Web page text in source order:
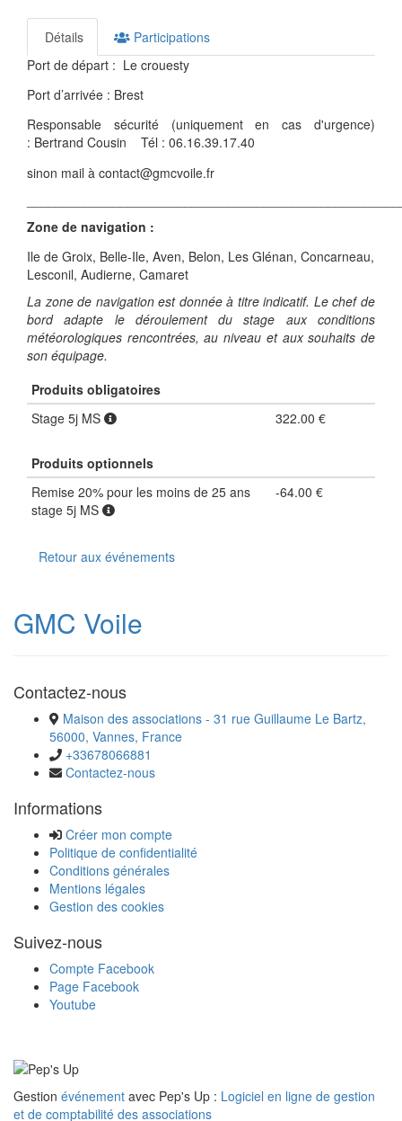
Détails
Participations
Port de départ : Le crouesty
Port d’arrivée : Brest
Responsable sécurité (uniquement en cas d'urgence)
: Bertrand Cousin Tél : 06.16.39.17.40
sinon mail à contact@gmcvoile.fr
Zone de navigation :
Ile de Groix, Belle-Ile, Aven, Belon, Les Glénan, Concarneau,
Lesconil, Audierne, Camaret
La zone de navigation est donnée à titre indicatif. Le chef de
bord adapte le déroulement du stage aux conditions
météorologiques rencontrées, au niveau et aux souhaits de
son équipage.
Produits obligatoires
Stage 5j MS
322.00 €
Produits optionnels
Remise 20% pour les moins de 25 ans
stage 5j MS
-64.00 €
Retour aux événements
GMC Voile
Contactez-nous
Maison des associations - 31 rue Guillaume Le Bartz,
56000, Vannes, France
+33678066881
Contactez-nous
Informations
Créer mon compte
Politique de confidentialité
Conditions générales
Mentions légales
Gestion des cookies
Suivez-nous
Compte Facebook
Page Facebook
Youtube
Gestion événement avec Pep's Up : Logiciel en ligne de gestion
et de comptabilité des associations